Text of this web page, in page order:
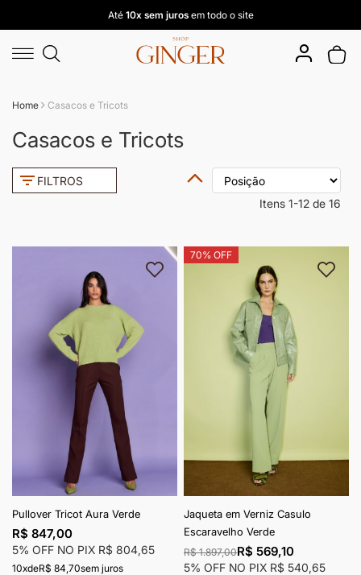
Meu
para
Home Casacos e Tricots
Até 10x sem jurosem todo o site
Casacos e Tricots
FILTROS
Itens 1-12 de 16
Definir
Direção
Decrescente
Pullover Tricot Aura Verde
R$ 847,00
5% OFF NO PIX R$ 804,65
10xdeR$ 84,70sem juros
Adicionar à lista de desejos
70% OFF
Jaqueta em Verniz Casulo
Escaravelho Verde
R$ 1.897,00R$ 569,10
5% OFF NO PIX R$ 540,65